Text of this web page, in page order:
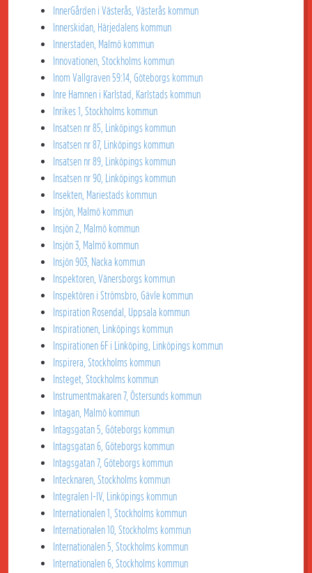
InnerGården i Västerås, Västerås kommun
Innerskidan, Härjedalens kommun
Innerstaden, Malmö kommun
Innovationen, Stockholms kommun
Inom Vallgraven 59:14, Göteborgs kommun
Inre Hamnen i Karlstad, Karlstads kommun
Inrikes 1, Stockholms kommun
Insatsen nr 85, Linköpings kommun
Insatsen nr 87, Linköpings kommun
Insatsen nr 89, Linköpings kommun
Insatsen nr 90, Linköpings kommun
Insekten, Mariestads kommun
Insjön, Malmö kommun
Insjön 2, Malmö kommun
Insjön 3, Malmö kommun
Insjön 903, Nacka kommun
Inspektoren, Vänersborgs kommun
Inspektören i Strömsbro, Gävle kommun
Inspiration Rosendal, Uppsala kommun
Inspirationen, Linköpings kommun
Inspirationen 6F i Linköping, Linköpings kommun
Inspirera, Stockholms kommun
Insteget, Stockholms kommun
Instrumentmakaren 7, Östersunds kommun
Intagan, Malmö kommun
Intagsgatan 5, Göteborgs kommun
Intagsgatan 6, Göteborgs kommun
Intagsgatan 7, Göteborgs kommun
Intecknaren, Stockholms kommun
Integralen I-IV, Linköpings kommun
Internationalen 1, Stockholms kommun
Internationalen 10, Stockholms kommun
Internationalen 5, Stockholms kommun
Internationalen 6, Stockholms kommun